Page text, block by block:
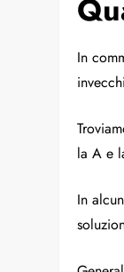
In
la A e
In